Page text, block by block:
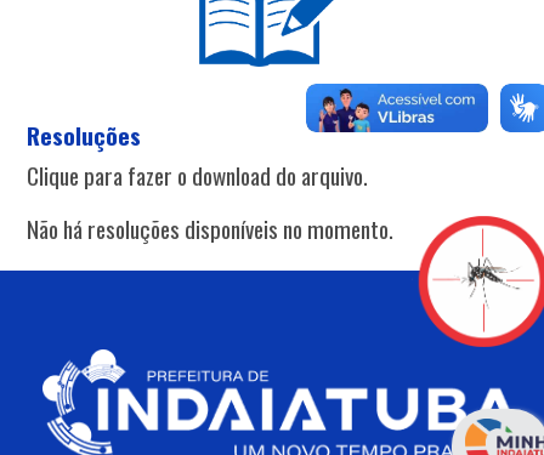
Resoluções
Clique para fazer o download do arquivo.
Não há resoluções disponíveis no momento.